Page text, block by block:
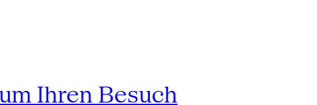
Ihren Besuch